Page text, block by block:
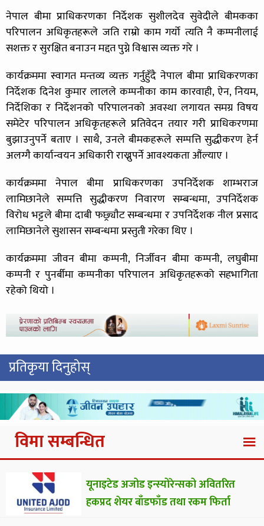
नेपाल बीमा प्राधिकरणका निर्देशक सुशीलदेव सुवेदीले बीमकका
परिपालन अधिकृतहरूले जति राम्रो काम गर्यो त्यति नै कम्पनीलाई
सशक्त र सुरक्षित बनाउन मद्दत पुग्ने विश्वास व्यक्त गरे ।
कार्यक्रममा स्वागत मन्तव्य व्यक्त गर्नुहुँदै नेपाल बीमा प्राधिकरणका
निर्देशक दिनेश कुमार लालले कम्पनीका काम कारवाही, ऐन, नियम,
निर्देशिका र निर्देशनको परिपालनको अवस्था लगायत समग्र विषय
समेटेर परिपालन अधिकृतहरूले प्रतिवेदन तयार गरी प्राधिकरणमा
बुझाउनुपर्ने बताए । साथै, उनले बीमकहरूले सम्पत्ति सुद्धीकरण हेर्न
अलग्गै कार्यान्वयन अधिकारी राख्नुपर्ने आवश्यकता औंल्याए ।
कार्यक्रममा नेपाल बीमा प्राधिकरणका उपनिर्देशक शाम्भराज
लामिछानेले सम्पत्ति सुद्धीकरण निवारण सम्बन्धमा, उपनिर्देशक
विरोध भट्टले बीमा दाबी फछ्र्याैट सम्बन्धमा र उपनिर्देशक नील प्रसाद
लामिछानेले सुशासन सम्बन्धमा प्रस्तुती गरेका थिए ।
कार्यक्रममा जीवन बीमा कम्पनी, निर्जीवन बीमा कम्पनी, लघुबीमा
कम्पनी र पुनर्बीमा कम्पनीका परिपालन अधिकृतहरूको सहभागिता
रहेको थियो ।
प्रतिकृया दिनुहोस्
विमा सम्बन्धित
यूनाइटेड अजोड इन्स्योरेन्सको अवितरित
हकप्रद शेयर बाँडफाँड तथा रकम फिर्ता